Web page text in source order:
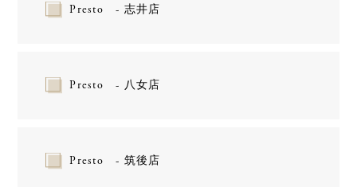
Presto - 志井店
Presto - 八女店
Presto - 筑後店